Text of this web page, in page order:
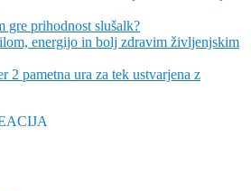
gre prihodnost slušalk?
energijo in bolj zdravim življenjskim
2 pametna ura za tek ustvarjena z